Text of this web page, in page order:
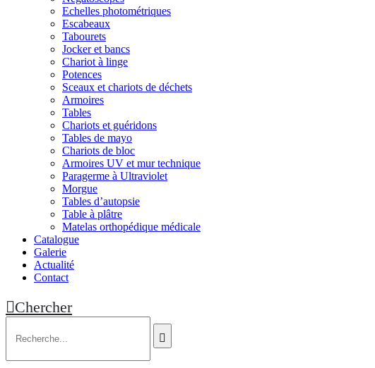
Echelles photométriques
Escabeaux
Tabourets
Jocker et bancs
Chariot à linge
Potences
Sceaux et chariots de déchets
Armoires
Tables
Chariots et guéridons
Tables de mayo
Chariots de bloc
Armoires UV et mur technique
Paragerme à Ultraviolet
Morgue
Tables d’autopsie
Table à plâtre
Matelas orthopédique médicale
Catalogue
Galerie
Actualité
Contact
Chercher